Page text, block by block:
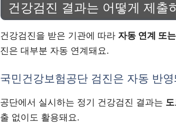
건강검진 결과는 어떻게 제출
건강검진을 받은 기관에 따라 자동 연계 또
진은 대부분 자동 연계돼요.
국민건강보험공단 검진은 자동 반영
공단에서 실시하는 정기 건강검진 결과는
출 없이도 활용돼요.